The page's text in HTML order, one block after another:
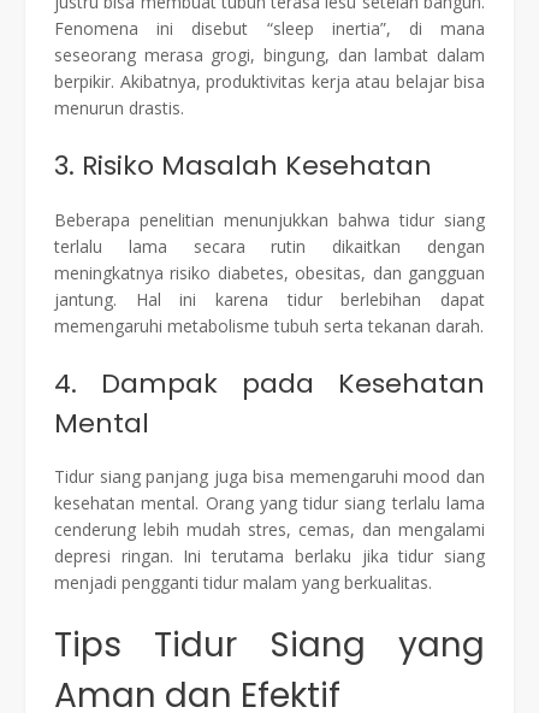
Fenomena ini disebut “sleep inertia”, di mana
seseorang merasa grogi, bingung, dan lambat dalam
berpikir. Akibatnya, produktivitas kerja atau belajar bisa
menurun drastis.
3. Risiko Masalah Kesehatan
Beberapa penelitian menunjukkan bahwa tidur siang
terlalu lama secara rutin dikaitkan dengan
meningkatnya risiko diabetes, obesitas, dan gangguan
jantung. Hal ini karena tidur berlebihan dapat
memengaruhi metabolisme tubuh serta tekanan darah.
4. Dampak pada Kesehatan
Mental
Tidur siang panjang juga bisa memengaruhi mood dan
kesehatan mental. Orang yang tidur siang terlalu lama
cenderung lebih mudah stres, cemas, dan mengalami
depresi ringan. Ini terutama berlaku jika tidur siang
menjadi pengganti tidur malam yang berkualitas.
Tips Tidur Siang yang
Aman dan Efektif